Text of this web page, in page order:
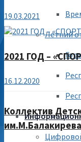
Летний
19.03.2021
2021 ГОД –
16.12.2020
Коллектив